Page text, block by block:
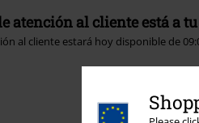
atención al cliente está a
al cliente estará hoy disponible de